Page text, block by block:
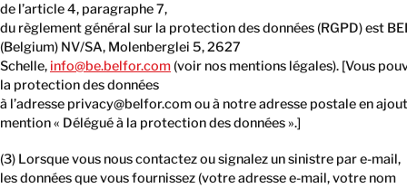
NOS FILIALES
BELGIQUE
FR
CONTACT
CONTACT
de l’article 4, paragraphe 7,
du règlement général sur la protection des données (RGPD) est
(Belgium) NV/SA, Molenberglei 5, 2627
Schelle, info@be.belfor.com (voir nos mentions légales). [Vous
la protection des données
à l’adresse privacy@belfor.comou à notre adresse postale en
mention « Délégué à la protection des données ».]
(3) Lorsque vous nous contactez ou signalez un sinistre par e-mail,
les données que vous fournissez (votre adresse e-mail, votre nom